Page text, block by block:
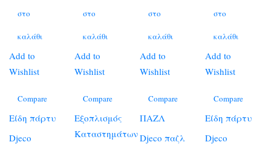
στο
καλάθι
Add to
Wishlist
Compare
Είδη πάρτυ
Djeco
στο
καλάθι
Add to
Wishlist
Compare
Εξοπλισμός
Καταστημάτων
στο
καλάθι
Add to
Wishlist
Compare
ΠΑΖΛ
Djeco παζλ
στο
καλάθι
Add to
Wishlist
Compare
Είδη πάρτυ
Djeco